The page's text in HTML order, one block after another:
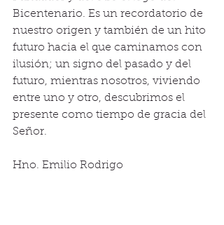
Bicentenario. Es un recordatorio de
nuestro origen y también de un hito
futuro hacia el que caminamos con
ilusión; un signo del pasado y del
futuro, mientras nosotros, viviendo
entre uno y otro, descubrimos el
presente como tiempo de gracia del
Señor.
Hno. Emilio Rodrigo